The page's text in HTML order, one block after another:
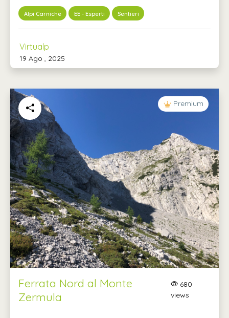
Alpi Carniche EE - Esperti Sentieri
Virtualp
19 Ago , 2025
Premium
Ferrata Nord al Monte
Zermula
680
views